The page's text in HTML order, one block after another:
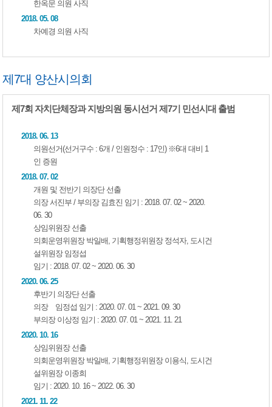
한옥문 의원 사직
2018. 05. 08
차예경 의원 사직
제7대 양산시의회
제7회 자치단체장과 지방의원 동시선거 제7기 민선시대 출범
2018. 06. 13
의원선거(선거구수 : 6개 / 인원정수 : 17인) ※6대 대비 1
인 증원
2018. 07. 02
개원 및 전반기 의장단 선출
의장 서진부 / 부의장 김효진 임기 : 2018. 07. 02 ~ 2020.
06. 30
상임위원장 선출
의회운영위원장 박일배, 기획행정위원장 정석자, 도시건
설위원장 임정섭
임기 : 2018. 07. 02 ~ 2020. 06. 30
2020. 06. 25
후반기 의장단 선출
의장 임정섭 임기 : 2020. 07. 01 ~ 2021. 09. 30
부의장 이상정 임기 : 2020. 07. 01 ~ 2021. 11. 21
2020. 10. 16
상임위원장 선출
의회운영위원장 박일배, 기획행정위원장 이용식, 도시건
설위원장 이종희
임기 : 2020. 10. 16 ~ 2022. 06. 30
2021. 11. 22